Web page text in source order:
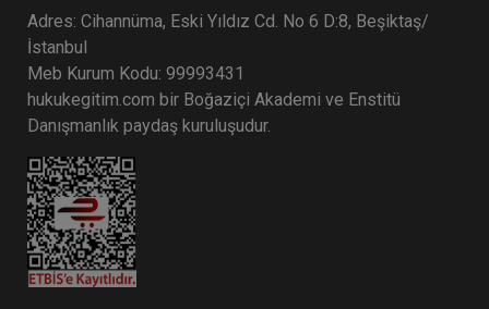
Tüketici Hukuku Enstitüsü
Tazminat Hukuku - IV. Borçlar Hukuku
Adres: Cihannüma, Eski Yıldız Cd. No 6 D:8, Beşiktaş/
İstanbul
Meb Kurum Kodu: 99993431
hukukegitim.com bir Boğaziçi Akademi ve Enstitü
Danışmanlık paydaş kuruluşudur.